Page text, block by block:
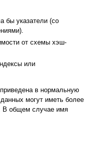
бы указатели (со
от схемы хэш-
или
в нормальную
могут иметь более
В общем случае имя